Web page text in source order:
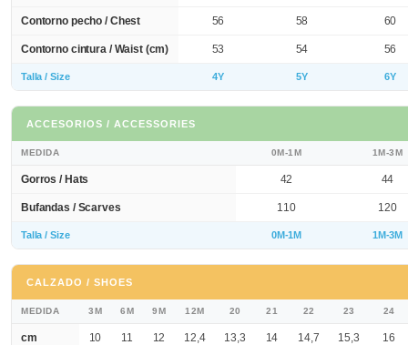
Contorno pecho / Chest 56 58 60
Contorno cintura / Waist (cm) 53 54 56
Talla / Size 4Y 5Y 6Y
ACCESORIOS / ACCESSORIES
MEDIDA 0M-1M 1M-3M
Gorros / Hats 42 44
Bufandas / Scarves 110 120
Talla / Size 0M-1M 1M-3M
CALZADO / SHOES
MEDIDA 3M 6M 9M 12M 20 21 22 23 24
cm 10 11 12 12,4 13,3 14 14,7 15,3 16